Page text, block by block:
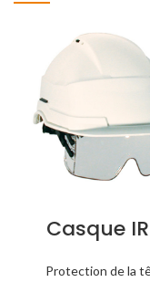
Casque
Protection de la